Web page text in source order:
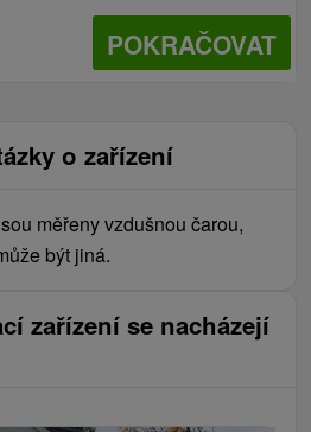
POKRAČOVAT
o zařízení
měřeny vzdušnou čarou,
být jiná.
zařízení se nacházejí